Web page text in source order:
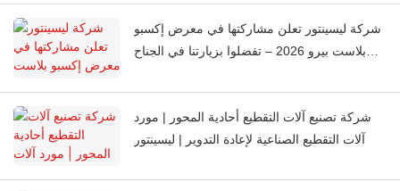
شركة ليسينتور تعلن مشاركتها في معرض إكسبو
بلاست بيرو 2026 – تفضلوا بزيارتنا في الجناح
شركة تصنيع آلات التقطيع أحادية المحور | مورد
آلات التقطيع الصناعية لإعادة التدوير | ليسينتور